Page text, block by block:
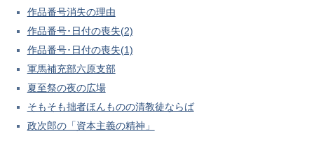
作品番号消失の理由
作品番号･日付の喪失(2)
作品番号･日付の喪失(1)
軍馬補充部六原支部
夏至祭の夜の広場
そもそも拙者ほんものの清教徒ならば
政次郎の「資本主義の精神」